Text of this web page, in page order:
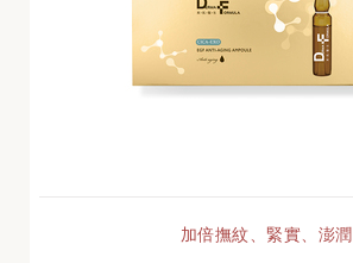
加倍撫紋、緊實、澎潤